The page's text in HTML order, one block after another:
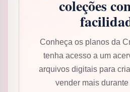
coleções
Conheça os planos da
tenha acesso a um
arquivos digitais para
vender mais